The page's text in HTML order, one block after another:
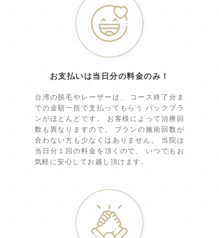
お支払いは当日分の料金のみ！
台湾の脱毛やレーザーは、 コース終了分ま
での金額一括で支払ってもらう パックプラ
ンがほとんどです。 お客様によって治療回
数も異なりますので、 プランの施術回数が
合わない方も少なくはありません。 当院は
当日分１回の料金を頂くので、 いつでもお
気軽に安心してお越し頂けます。